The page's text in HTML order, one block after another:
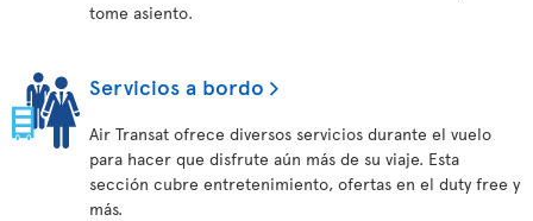
tome asiento.
Servicios a bordo
Air Transat ofrece diversos servicios durante el vuelo
para hacer que disfrute aún más de su viaje. Esta
sección cubre entretenimiento, ofertas en el duty free y
más.